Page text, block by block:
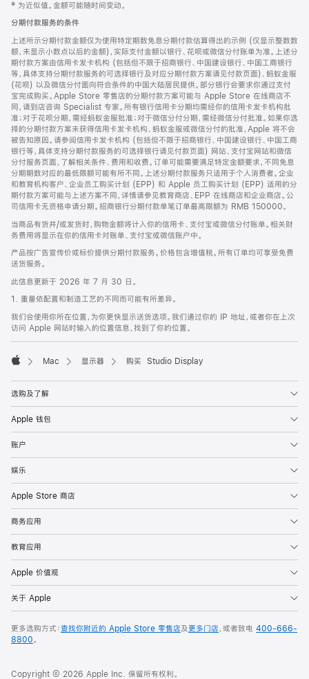
页
页
脚
注
‡ 为近似值。金额可能随时间变动。
分期付款服务的条件
上述所示分期付款金额仅为使用特定期数免息分期付款估算得出的示例 (仅显示整数数
额，未显示小数点以后的金额)，实际支付金额以银行、花呗或微信分付账单为准。上述分
期付款方案由信用卡发卡机构 (包括但不限于招商银行、中国建设银行、中国工商银行
等，具体支持分期付款服务的可选择银行及对应分期付款方案请见付款页面)、蚂蚁金服
(花呗) 以及微信分付面向符合条件的中国大陆居民提供。部分银行会要求你通过支付
宝完成购买。Apple Store 零售店的分期付款方案可能与 Apple Store 在线商店不
同，请到店咨询 Specialist 专家。所有银行信用卡分期均需经你的信用卡发卡机构批
准；对于花呗分期，需经蚂蚁金服批准；对于微信分付分期，需经微信分付批准。如果你选
择的分期付款方案未获得信用卡发卡机构、蚂蚁金服或微信分付的批准，Apple 将不会
被告知原因。请参阅信用卡发卡机构 (包括但不限于招商银行、中国建设银行、中国工商
银行等，具体支持分期付款服务的可选择银行请见付款页面) 网站、支付宝网站和微信
分付服务页面，了解相关条件、费用和收费。订单可能需要满足特定金额要求，不同免息
分期期数对应的最低限额可能有所不同。上述分期付款服务只适用于个人消费者。企业
和教育机构客户、企业员工购买计划 (EPP) 和 Apple 员工购买计划 (EPP) 适用的分
期付款方案可能与上述方案不同，详情请参见教育商店、EPP 在线商店和企业商店。公
司信用卡无资格申请分期。招商银行分期付款单笔订单最高限额为 RMB 150000。
当商品有货并/或发货时，购物金额将计入你的信用卡、支付宝或微信分付账单。相关财
务费用将显示在你的信用卡对账单、支付宝或微信账户中。
产品按广告宣传价或标价提供分期付款服务。价格包含增值税。所有订单均可享受免费
送货服务。
此信息更新于 2026 年 7 月 30 日。
1. 重量依配置和制造工艺的不同而可能有所差异。
我们会使用你所在位置，为你更快显示送货选项。我们通过你的 IP 地址，或者你在上次
访问 Apple 网站时输入的位置信息，找到了你的位置。
Mac 显示器 购买 Studio Display
选购及了解
Apple 钱包
账户
娱乐
Apple Store 商店
商务应用
教育应用
Apple 价值观
关于 Apple
更多选购方式：查找你附近的 Apple Store 零售店及更多门店，或者致电 400-666-
8800。
Copyright © 2026 Apple Inc. 保留所有权利。